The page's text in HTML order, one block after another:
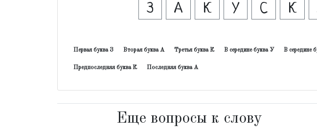
З А К У С К
Первая буква З Вторая буква А Третья буква К В середине буква У В середине
Предпоследняя буква К Последняя буква А
Еще вопросы к слову